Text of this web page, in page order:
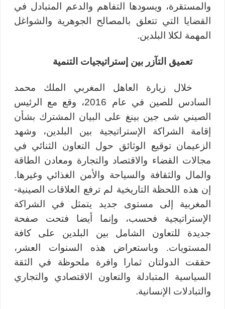
والمستقرة، ويسودها التفاهم والدعم المتبادل في
القضايا التي تتعلق بالمصالح الجوهرية والشواغل
المهمة لكلا البلدين.
تعميق التآزر بين إستراتيجيات التنمية
خلال زيارة العاهل المغربي الملك محمد
السادس للصين في عام 2016، وقع مع الرئيس
الصيني شى جين بينغ على البيان المشترك بشأن
إقامة الشراكة الإستراتيجية بين البلدين، وشهد
الزعيمان توقيع الوثائق حول التعاون الثنائي في
مجالات القضاء والاقتصاد والتجارة ومعادن الطاقة
والمال والثقافة والسياحة والأمن الغذائي وغيرها.
إن هذه اللحظة التاريخية لم ترفع العلاقات الصينية-
المغربية إلى مستوى جديد يتمثل في الشراكة
الإستراتيجية فحسب، وإنما أيضا فتحت صفحة
جديدة للتعاون الشامل بين البلدين على كافة
المستويات. وباستعراض هذه السنوات العشر،
حققت الدولتان ثمارا وافرة ملحوظة في الثقة
السياسية المتبادلة والتعاون الاقتصادي والتجاري
والتبادلات الإنسانية.